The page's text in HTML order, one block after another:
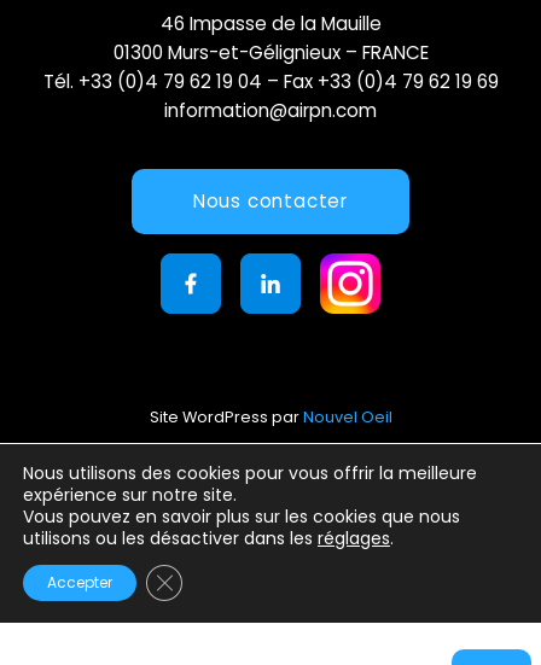
Nous utilisons des cookies pour vous offrir la meilleure
expérience sur notre site.
Vous pouvez en savoir plus sur les cookies que nous
utilisons ou les désactiver dans les réglages.
Accepter Fermer la bannière des cookies GDPR
46 Impasse de la Mauille
01300 Murs-et-Gélignieux – FRANCE
Tél. +33 (0)4 79 62 19 04 – Fax +33 (0)4 79 62 19 69
information@airpn.com
Nous contacter
Site WordPress parNouvel Oeil
Mentions légales
Conditions générales d’utilisation
Politique de confidentialité